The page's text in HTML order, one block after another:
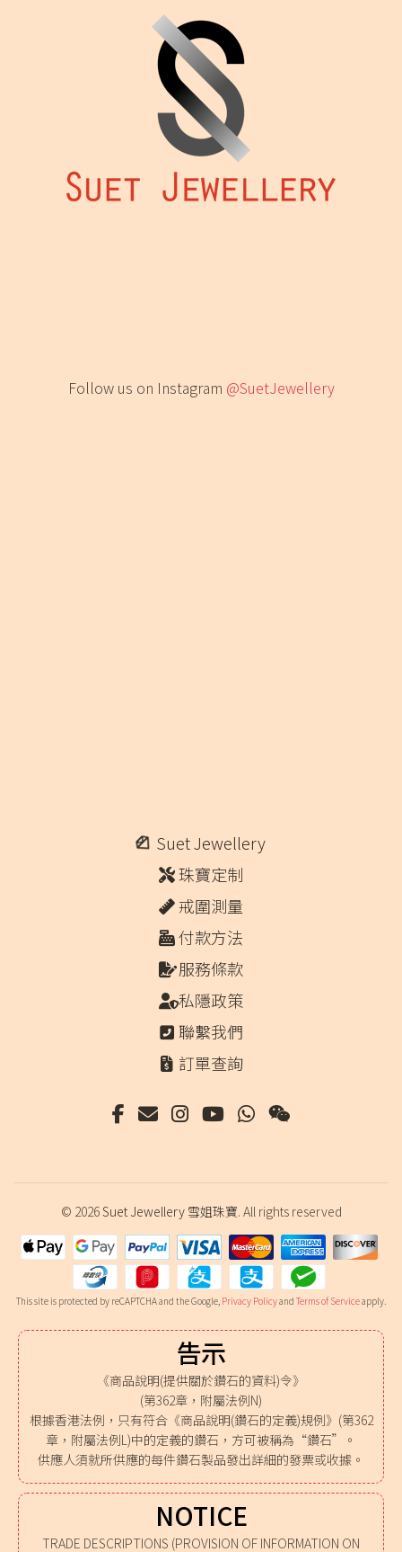
Follow us on Instagram @SuetJewellery
Suet Jewellery
珠寶定制
戒圍測量
付款方法
服務條款
私隱政策
聯繫我們
訂單查詢
© 2026Suet Jewellery 雪姐珠寶. All rights reserved
This site is protected by reCAPTCHA and the Google, Privacy Policyand Terms of Serviceapply.
告示
《商品說明(提供關於鑽石的資料)令》
(第362章，附屬法例N)
根據香港法例，只有符合《商品說明(鑽石的定義)規例》(第362
章，附屬法例L)中的定義的鑽石，方可被稱為“鑽石”。
供應人須就所供應的每件鑽石製品發出詳細的發票或收據。
NOTICE
TRADE DESCRIPTIONS (PROVISION OF INFORMATION ON